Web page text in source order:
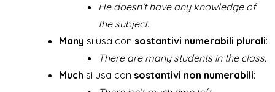
He doesn’t have any knowledge of
the subject.
Many si usa con sostantivi numerabili plurali:
There are many students in the class.
Much si usa con sostantivi non numerabili: